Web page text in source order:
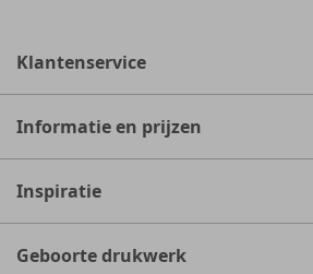
Klantenservice
Informatie en prijzen
Inspiratie
Geboorte drukwerk